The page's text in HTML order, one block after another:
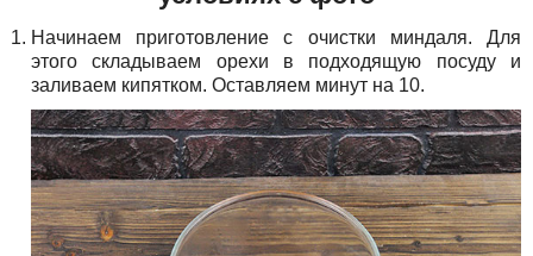
Начинаем приготовление с очистки миндаля. Для
этого складываем орехи в подходящую посуду и
заливаем кипятком. Оставляем минут на 10.